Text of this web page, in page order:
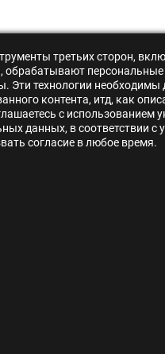
третьих сторон,
обрабатывают
Эти технологии
контента, итд, как
с использованием
данных, в соответствии
согласие в любое время.